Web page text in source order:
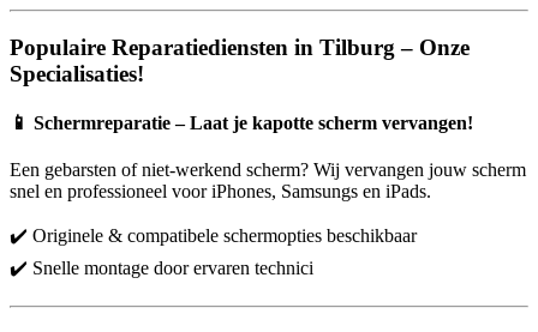
Populaire Reparatiediensten in Tilburg – Onze
Specialisaties!
📱 Schermreparatie – Laat je kapotte scherm vervangen!
Een gebarsten of niet-werkend scherm? Wij vervangen jouw scherm
snel en professioneel voor iPhones, Samsungs en iPads.
✔️ Originele & compatibele schermopties beschikbaar
✔️ Snelle montage door ervaren technici